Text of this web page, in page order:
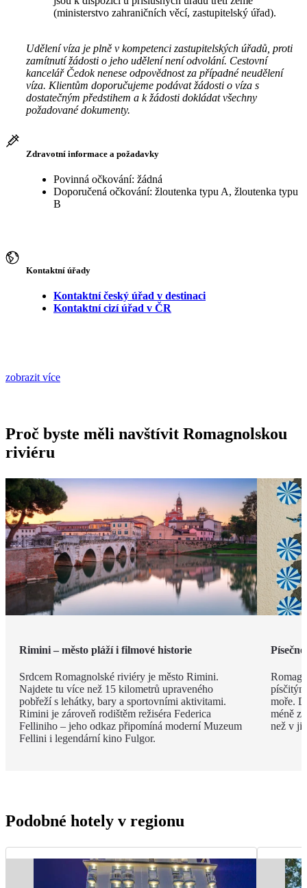
(ministerstvo zahraničních věcí, zastupitelský úřad).
Udělení víza je plně v kompetenci zastupitelských úřadů, proti
zamítnutí žádosti o jeho udělení není odvolání. Cestovní
kancelář Čedok nenese odpovědnost za případné neudělení
víza. Klientům doporučujeme podávat žádosti o víza s
dostatečným předstihem a k žádosti dokládat všechny
požadované dokumenty.
Zdravotní informace a požadavky
Povinná očkování: žádná
Doporučená očkování: žloutenka typu A, žloutenka typu
B
Kontaktní úřady
Kontaktní český úřad v destinaci
Kontaktní cizí úřad v ČR
zobrazit více
Proč byste měli navštívit Romagnolskou
riviéru
Rimini – město pláží i filmové historie
Srdcem Romagnolské riviéry je město Rimini.
Najdete tu více než 15 kilometrů upraveného
pobřeží s lehátky, bary a sportovními aktivitami.
Rimini je zároveň rodištěm režiséra Federica
Felliniho – jeho odkaz připomíná moderní Muzeum
Fellini i legendární kino Fulgor.
moře.
méně
než v
Podobné hotely v regionu